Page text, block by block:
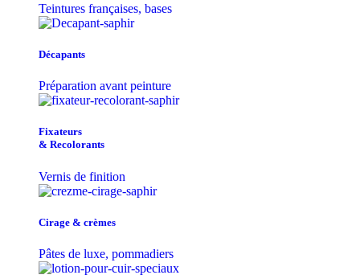
Teintures françaises, bases
Décapants
Préparation avant peinture
Fixateurs
& Recolorants
Vernis de finition
Cirage & crèmes
Pâtes de luxe, pommadiers